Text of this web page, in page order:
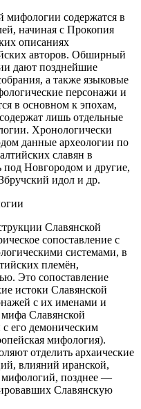
мифологии содержатся в
начиная с Прокопия
описаниях
авторов. Обширный
дают позднейшие
а также языковые
персонажи и
в основном к эпохам,
лишь отдельные
Хронологически
данные археологии по
славян в
Новгородом и другие,
идол и др.
Славянской
сопоставление с
системами, в
племён,
Это сопоставление
истоки Славянской
с их именами и
Славянской
его демоническим
мифология).
отделить архаические
влияний иранской,
мифологий, позднее —
Славянскую